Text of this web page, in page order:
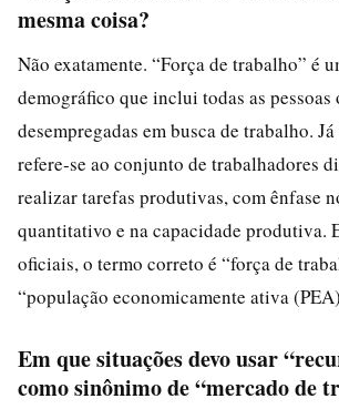
mesma coisa?
Não exatamente. “Força de trabalho” é
demográfico que inclui todas as pessoas
desempregadas em busca de trabalho.
refere-se ao conjunto de trabalhadores
realizar tarefas produtivas, com ênfase
quantitativo e na capacidade produtiva.
oficiais, o termo correto é “força de
“população economicamente ativa
Em que situações devo usar
como sinônimo de “mercado de